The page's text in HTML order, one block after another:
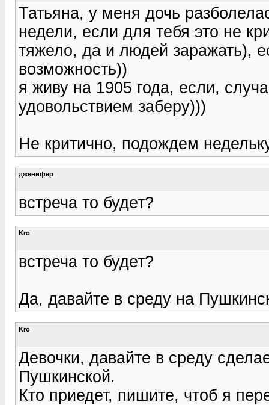
Татьяна, у меня дочь
недели, если для тебя это не
тяжело, да и людей заражать),
возможность))
я живу на 1905 года, если,
удовольствием заберу)))
Не критично, подождем
дженифер
встреча то будет?
Kro
встреча то будет?
Да, давайте в среду на
Kro
Девочки, давайте в среду
Пушкинской.
Кто приедет, пишите, чтоб я